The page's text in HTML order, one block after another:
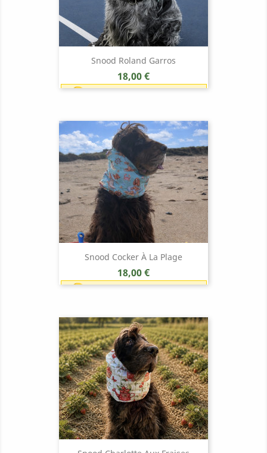
Snood Roland Garros
Prix
18,00 €
Earn 1 point each 1,00 € (18
Snood Cocker À La Plage
Prix
18,00 €
Earn 1 point each 1,00 € (18